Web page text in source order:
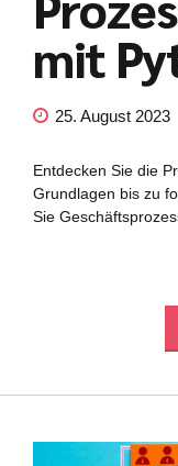
mit
25. August 2023
Entdecken Sie die
Grundlagen bis zu
Sie